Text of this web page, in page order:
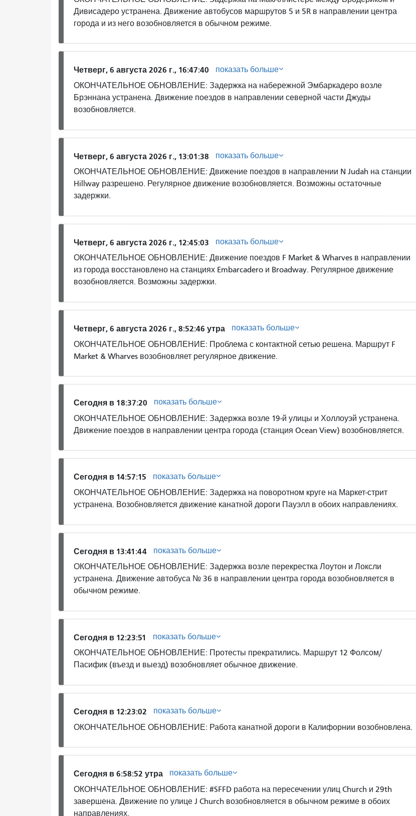
Дивисадеро устранена. Движение автобусов маршрутов 5 и 5R в направлении центра
города и из него возобновляется в обычном режиме.
Четверг, 6 августа 2026 г., 16:47:40
показать больше
ОКОНЧАТЕЛЬНОЕ ОБНОВЛЕНИЕ: Задержка на набережной Эмбаркадеро возле
Брэннана устранена. Движение поездов в направлении северной части Джуды
возобновляется.
Четверг, 6 августа 2026 г., 13:01:38
показать больше
ОКОНЧАТЕЛЬНОЕ ОБНОВЛЕНИЕ: Движение поездов в направлении N Judah на станции
Hillway разрешено. Регулярное движение возобновляется. Возможны остаточные
задержки.
Четверг, 6 августа 2026 г., 12:45:03
показать больше
ОКОНЧАТЕЛЬНОЕ ОБНОВЛЕНИЕ: Движение поездов F Market & Wharves в направлении
из города восстановлено на станциях Embarcadero и Broadway. Регулярное движение
возобновляется. Возможны задержки.
Четверг, 6 августа 2026 г., 8:52:46 утра
показать больше
ОКОНЧАТЕЛЬНОЕ ОБНОВЛЕНИЕ: Проблема с контактной сетью решена. Маршрут F
Market & Wharves возобновляет регулярное движение.
Сегодня в 18:37:20
показать больше
ОКОНЧАТЕЛЬНОЕ ОБНОВЛЕНИЕ: Задержка возле 19-й улицы и Холлоуэй устранена.
Движение поездов в направлении центра города (станция Ocean View) возобновляется.
Сегодня в 14:57:15
показать больше
ОКОНЧАТЕЛЬНОЕ ОБНОВЛЕНИЕ: Задержка на поворотном круге на Маркет-стрит
устранена. Возобновляется движение канатной дороги Пауэлл в обоих направлениях.
Сегодня в 13:41:44
показать больше
ОКОНЧАТЕЛЬНОЕ ОБНОВЛЕНИЕ: Задержка возле перекрестка Лоутон и Локсли
устранена. Движение автобуса № 36 в направлении центра города возобновляется в
обычном режиме.
Сегодня в 12:23:51
показать больше
ОКОНЧАТЕЛЬНОЕ ОБНОВЛЕНИЕ: Протесты прекратились. Маршрут 12 Фолсом/
Пасифик (въезд и выезд) возобновляет обычное движение.
Сегодня в 12:23:02
показать больше
ОКОНЧАТЕЛЬНОЕ ОБНОВЛЕНИЕ: Работа канатной дороги в Калифорнии возобновлена.
Сегодня в 6:58:52 утра
показать больше
ОКОНЧАТЕЛЬНОЕ ОБНОВЛЕНИЕ: #SFFD работа на пересечении улиц Church и 29th
завершена. Движение по улице J Church возобновляется в обычном режиме в обоих
направлениях.